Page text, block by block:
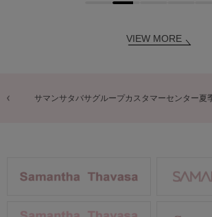
VIEW MORE
商品に関するお詫びとお知らせ